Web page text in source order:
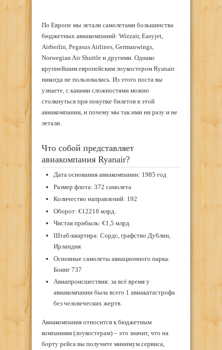
По Европе мы летали самолетами большинства
бюджетных авиакомпаний: Wizzair, Easyjet,
Airberlin, Pegasus Airlines, Germanwings,
Norwegian Air Shuttle и другими. Однако
крупнейшим европейским лоукостером Ryanair
никогда не пользовались. Из этого поста вы
узнаете, с какими сложностями можно
столкнуться при покупке билетов в этой
авиакомпании, и почему мы так ими ни разу и не
летали.
Что собой представляет
авиакомпания Ryanair?
Дата основания авиакомпании: 1985 год
Размер флота: 372 самолета
Количество направлений: 192
Оборот: €12218 млрд.
Чистая прибыль: €1,5 млрд.
Штаб-квартира: Сордс, графство Дублин,
Ирландия
Основные самолеты авиационного парка:
Боинг 737
Авиапроисшествия: за всё время у
авиакомпании была всего 1 авиакатастрофа
без человеческих жертв.
Авиакомпания относится к бюджетным
компаниям (лоукостерам) – это значит, что на
борту рейса вы получите минимум сервиса,